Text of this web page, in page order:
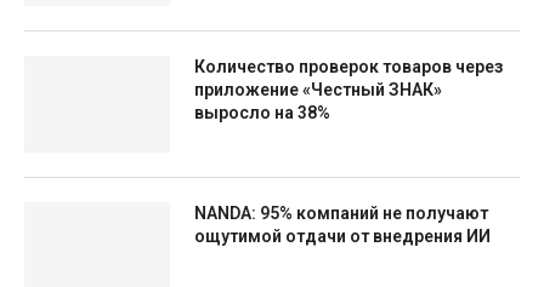
Количество проверок товаров через
приложение «Честный ЗНАК»
выросло на 38%
NANDA: 95% компаний не получают
ощутимой отдачи от внедрения ИИ